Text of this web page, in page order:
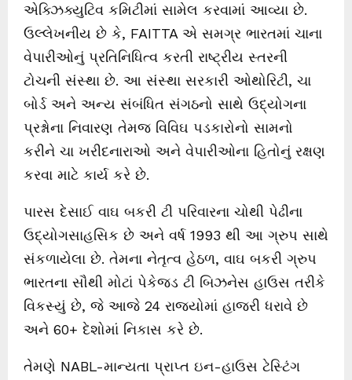
એક્ઝિક્યુટિવ કમિટીમાં સામેલ કરવામાં આવ્યા છે.
ઉલ્લેખનીય છે કે, FAITTA એ સમગ્ર ભારતમાં ચાના
વેપારીઓનું પ્રતિનિધિત્વ કરતી રાષ્ટ્રીય સ્તરની
ટોચની સંસ્થા છે. આ સંસ્થા સરકારી ઓથોરિટી, ચા
બોર્ડ અને અન્ય સંબંધિત સંગઠનો સાથે ઉદ્યોગના
પ્રશ્નોના નિવારણ તેમજ વિવિઘ પડકારોનો સામનો
કરીને ચા ખરીદનારાઓ અને વેપારીઓના હિતોનું રક્ષણ
કરવા માટે કાર્ય કરે છે.
પારસ દેસાઈ વાઘ બકરી ટી પરિવારના ચોથી પેઢીના
ઉદ્યોગસાહસિક છે અને વર્ષ 1993 થી આ ગ્રુપ સાથે
સંકળાયેલા છે. તેમના નેતૃત્વ હેઠળ, વાઘ બકરી ગ્રુપ
ભારતના સૌથી મોટાં પેકેજ્ડ ટી બિઝનેસ હાઉસ તરીકે
વિકસ્યું છે, જે આજે 24 રાજ્યોમાં હાજરી ધરાવે છે
અને 60+ દેશોમાં નિકાસ કરે છે.
તેમણે NABL-માન્યતા પ્રાપ્ત ઇન-હાઉસ ટેસ્ટિંગ